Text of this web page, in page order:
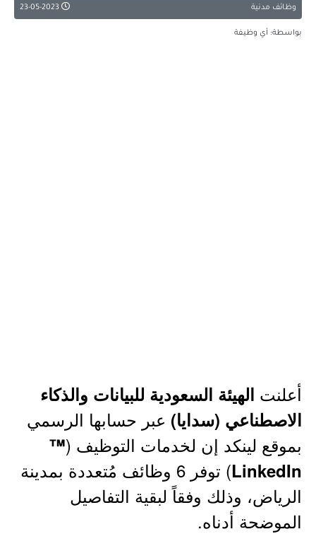
وظائف مدنية
بواسطة: أي وظيفة
أعلنت الهيئة السعودية للبيانات والذكاء
الاصطناعي (سدايا) عبر حسابها الرسمي
بموقع لينكد إن لخدمات التوظيف (™
LinkedIn
) توفر 6 وظائف مُتعددة بمدينة
الرياض، وذلك وفقاً لبقية التفاصيل
الموضحة أدناه.